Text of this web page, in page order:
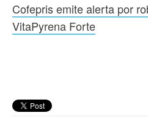
Cofepris emite alerta por
VitaPyrena Forte